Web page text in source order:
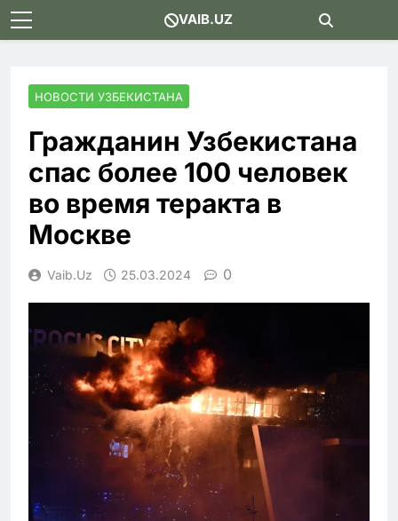
Skip
to
VAIB.UZ
НОВОСТИ УЗБЕКИСТАНА
Гражданин Узбекистана
спас более 100 человек
во время теракта в
Москве
Vaib.uz 25.03.2024 0